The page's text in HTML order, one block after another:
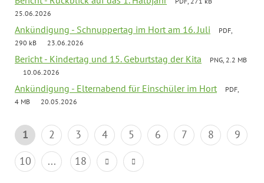
25.06.2026
Ankündigung - Schnuppertag im Hort am 16. Juli
PDF,
290 kB
23.06.2026
Bericht - Kindertag und 15. Geburtstag der Kita
PNG, 2.2 MB
10.06.2026
Ankündigung - Elternabend für Einschüler im Hort
PDF,
4 MB
20.05.2026
1 2 3 4 5 6 7 8
9
10
... 18